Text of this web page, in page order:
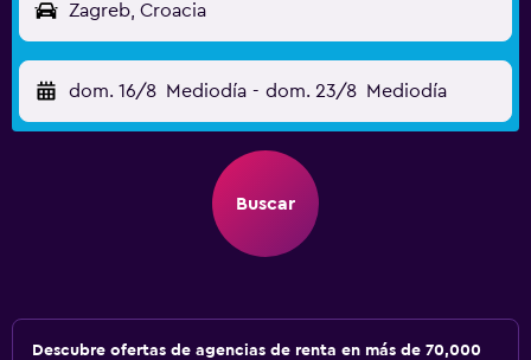
Zagreb, Croacia
dom. 16/8 Mediodía - dom. 23/8 Mediodía
Buscar
Descubre ofertas de agencias de renta en más de 70,000